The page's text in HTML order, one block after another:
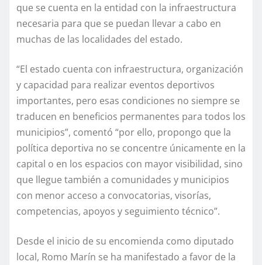
que se cuenta en la entidad con la infraestructura
necesaria para que se puedan llevar a cabo en
muchas de las localidades del estado.
“El estado cuenta con infraestructura, organización
y capacidad para realizar eventos deportivos
importantes, pero esas condiciones no siempre se
traducen en beneficios permanentes para todos los
municipios”, comentó “por ello, propongo que la
política deportiva no se concentre únicamente en la
capital o en los espacios con mayor visibilidad, sino
que llegue también a comunidades y municipios
con menor acceso a convocatorias, visorías,
competencias, apoyos y seguimiento técnico”.
Desde el inicio de su encomienda como diputado
local, Romo Marín se ha manifestado a favor de la